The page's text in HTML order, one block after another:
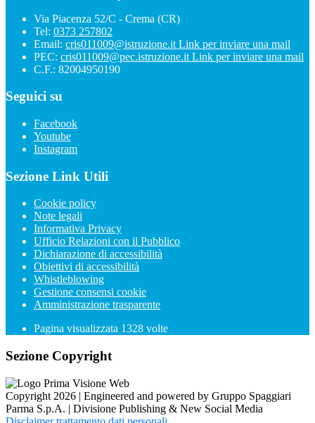
Via Piacenza 52/C - Crema (CR)
Tel: 0373 257802
Email: cris011009@istruzione.it Link per inviare una mail
PEC: cris011009@pec.istruzione.it Link per inviare una mail
C.F.: 82004950190
Seguici su
Facebook
Youtube
Instagram
Sezione Link Utili
Cookie policy
Note legali
Informativa Privacy
Ufficio Relazioni con il Pubblico
Dichiarazione di accessibilità
Obiettivi di accessibilità
Whistleblowing
Gestione consensi cookie
Amministrazione trasparente
Pagina visualizzata 1328 volte
Sezione Copyright
Copyright 2026 | Engineered and powered by Gruppo Spaggiari
Parma S.p.A. | Divisione Publishing & New Social Media